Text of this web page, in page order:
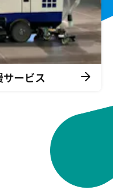
ービス